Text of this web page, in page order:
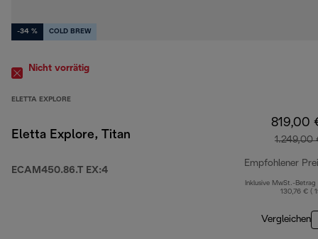
-34 % COLD BREW
Nicht vorrätig
ELETTA EXPLORE
Eletta Explore, Titan
ECAM450.86.T EX:4
819,00
1.249,00
Empfohlener
Inklusive MwSt.-Betrag
130,76 € (
Vergleichen